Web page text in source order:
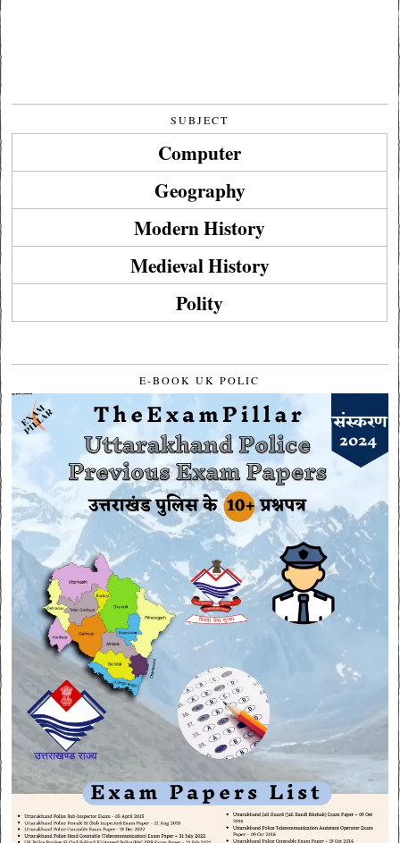
SUBJECT
Computer
Geography
Modern History
Medieval History
Polity
E-BOOK UK POLIC